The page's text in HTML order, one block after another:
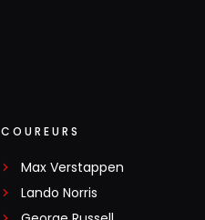
COUREURS
Max Verstappen
Lando Norris